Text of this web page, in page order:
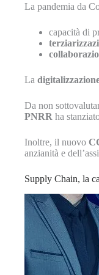
La pandemia da
capacità di
La
Da non
PNRR ha
Inoltre, il nuovo
anzianità e
Supply Chain, la